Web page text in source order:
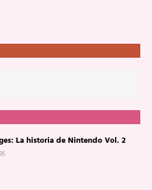
La historia de Nintendo Vol. 2